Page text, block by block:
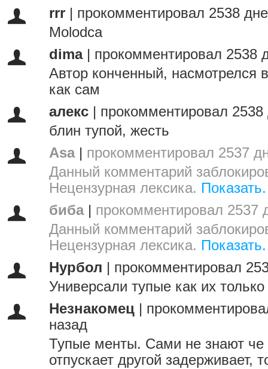
rrr
прокомментировал 2538
Molodca
dima| прокомментировал 2538
Автор конченный, насмотрелся
как сам
алекс
прокомментировал 2538
блин тупой, жесть
Asa| прокомментировал 2537
Данный комментарий
Нецензурная лексика. Показать.
биба| прокомментировал 2537
Данный комментарий
Нецензурная лексика. Показать.
Нурбол
прокомментировал
Универсали тупые как их
Незнакомец
назад
Тупые менты. Сами не знают че
отпускает другой задерживает,